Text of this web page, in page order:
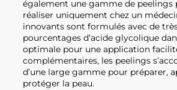
également une gamme de peelings
réaliser uniquement chez un
innovants sont formulés avec de
pourcentages d’acide glycolique
optimale pour une application
complémentaires, les peelings
d’une large gamme pour préparer,
protéger la peau.